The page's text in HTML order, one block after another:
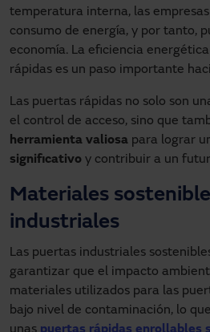
temperatura interna, las
consumo de energía, y por tanto,
economía. La eficiencia
rápidas es un paso importante
Las puertas rápidas no solo son
el control de acceso, sino que
herramienta valiosa para lograr
significativo y contribuir a un
Materiales
industriales
Las puertas industriales
garantizar que el impacto
materiales utilizados para las
bajo nivel de contaminación, lo
unas puertas rápidas enrollables